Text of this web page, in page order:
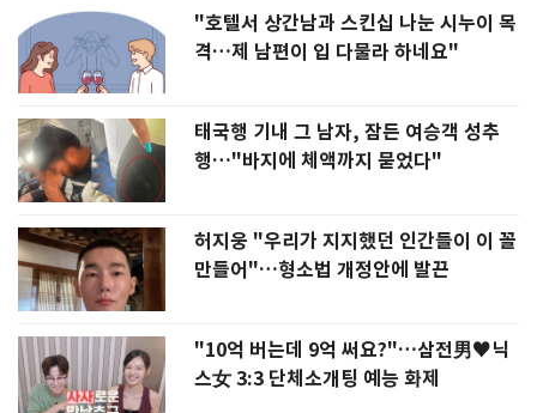
"호텔서 상간남과 스킨십 나눈 시누이 목
격…제 남편이 입 다물라 하네요"
태국행 기내 그 남자, 잠든 여승객 성추
행…"바지에 체액까지 묻었다"
허지웅 "우리가 지지했던 인간들이 이 꼴
만들어"…형소법 개정안에 발끈
"10억 버는데 9억 써요?"…삼전男♥닉
스女 3:3 단체소개팅 예능 화제